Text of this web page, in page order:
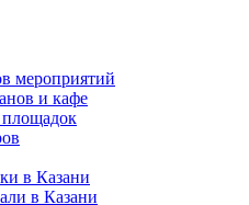
мероприятий
и кафе
в Казани
в Казани